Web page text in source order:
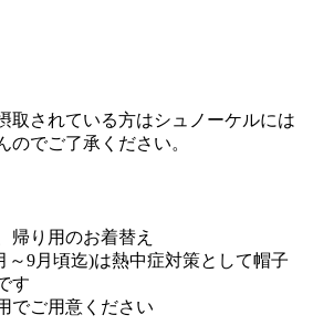
取されている方はシュノーケルには
のでご了承ください。
帰り用のお着替え
9月頃迄)は熱中症対策として帽子
す
でご用意ください